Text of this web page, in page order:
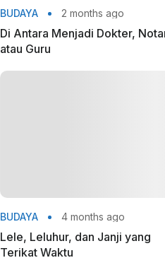
BUDAYA 2 months ago
Di Antara Menjadi Dokter,
atau Guru
BUDAYA 4 months ago
Lele, Leluhur, dan Janji yang
Terikat Waktu